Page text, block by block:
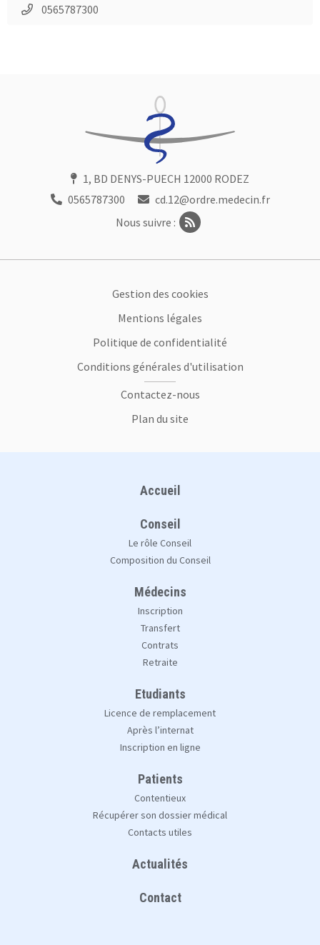
0565787300
1, BD DENYS-PUECH 12000 RODEZ
0565787300
cd.12@ordre.medecin.fr
Nous suivre :
Gestion des cookies
Mentions légales
Politique de confidentialité
Conditions générales d'utilisation
Contactez-nous
Plan du site
Accueil
Conseil
Le rôle Conseil
Composition du Conseil
Médecins
Inscription
Transfert
Contrats
Retraite
Etudiants
Licence de remplacement
Après l’internat
Inscription en ligne
Patients
Contentieux
Récupérer son dossier médical
Contacts utiles
Actualités
Contact